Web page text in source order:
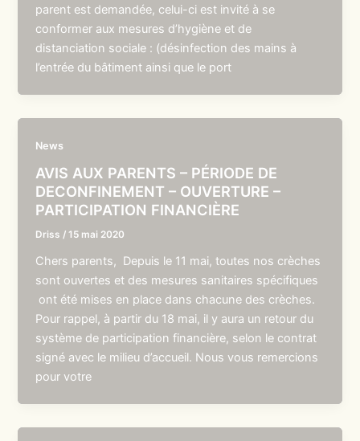
parent est demandée, celui-ci est invité à se
conformer aux mesures d’hygiène et de
distanciation sociale : (désinfection des mains à
l’entrée du bâtiment ainsi que le port
News
AVIS AUX PARENTS – PÉRIODE DE
DECONFINEMENT – OUVERTURE –
PARTICIPATION FINANCIÈRE
Driss /15 mai 2020
Chers parents, Depuis le 11 mai, toutes nos crèches
sont ouvertes et des mesures sanitaires spécifiques
ont été mises en place dans chacune des crèches.
Pour rappel, à partir du 18 mai, il y aura un retour du
système de participation financière, selon le contrat
signé avec le milieu d’accueil. Nous vous remercions
pour votre